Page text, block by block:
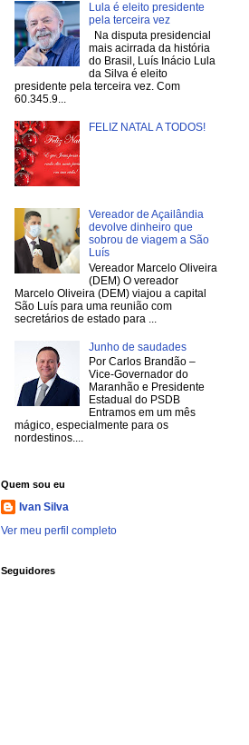
Lula é eleito presidente
pela terceira vez
Na disputa presidencial
mais acirrada da história
do Brasil, Luís Inácio Lula
da Silva é eleito
presidente pela terceira vez. Com
60.345.9...
FELIZ NATAL A TODOS!
Vereador de Açailândia
devolve dinheiro que
sobrou de viagem a São
Luís
Vereador Marcelo Oliveira
(DEM) O vereador
Marcelo Oliveira (DEM) viajou a capital
São Luís para uma reunião com
secretários de estado para ...
Junho de saudades
Por Carlos Brandão –
Vice-Governador do
Maranhão e Presidente
Estadual do PSDB
Entramos em um mês
mágico, especialmente para os
nordestinos....
Quem sou eu
Ivan Silva
Ver meu perfil completo
Seguidores